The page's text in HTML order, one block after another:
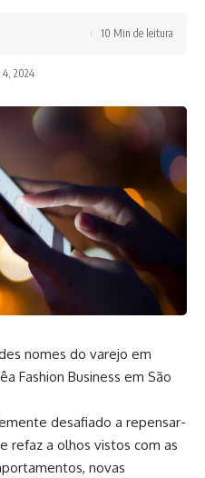
2024
10 Min de leitura
nomes do varejo em
Fashion Business em São
desafiado a repensar-
refaz a olhos vistos com as
novas